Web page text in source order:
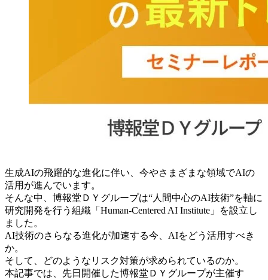
生成AIの飛躍的な進化に伴い、今やさまざまな領域でAIの
活用が進んでいます。
そんな中、博報堂ＤＹグループは“人間中心のAI技術”を軸に
研究開発を行う組織「Human-Centered AI Institute」を設立し
ました。
AI技術のさらなる進化が加速する今、AIをどう活用すべき
か。
そして、どのようなリスク対策が求められているのか。
本記事では、先日開催した博報堂ＤＹグループが主催す